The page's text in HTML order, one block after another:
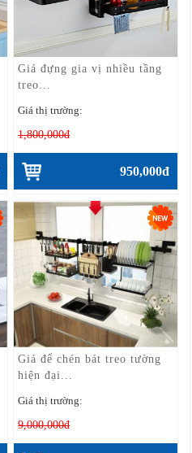
Giá đựng gia vị nhiều tầng
treo...
Giá thị trường:
1,800,000đ
950,000đ
Giá để chén bát treo tường
hiện đại...
Giá thị trường:
9,000,000đ